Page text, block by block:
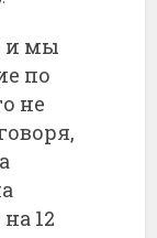
и мы
по
не
12